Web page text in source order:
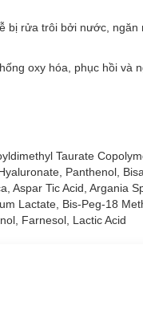
da.
rửa trôi bởi nước, tăng
bị rửa trôi bởi nước, ngăn
oxy hóa, phục hồi và
Taurate
Panthenol,
Aspar Tic Acid, Argania
Lactate, Bis-Peg-18
Farnesol, Lactic Acid